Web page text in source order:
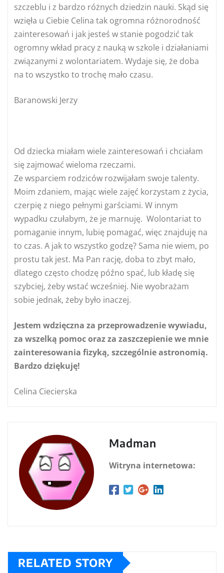
szczeblu i z bardzo różnych dziedzin nauki. Skąd się
wzięła u Ciebie Celina tak ogromna różnorodność
zainteresowań i jak jesteś w stanie pogodzić tak
ogromny wkład pracy z nauką w szkole i działaniami
związanymi z wolontariatem. Wydaje się, że doba
na to wszystko to trochę mało czasu.
Baranowski Jerzy
Od dziecka miałam wiele zainteresowań i chciałam
się zajmować wieloma rzeczami.
Ze wsparciem rodziców rozwijałam swoje talenty.
Moim zdaniem, mając wiele zajęć korzystam z życia,
czerpię z niego pełnymi garściami. W innym
wypadku czułabym, że je marnuję. Wolontariat to
pomaganie innym, lubię pomagać, więc znajduję na
to czas. A jak to wszystko godzę? Sama nie wiem, po
prostu tak jest. Ma Pan rację, doba to zbyt mało,
dlatego często chodzę późno spać, lub kładę się
szybciej, żeby wstać wcześniej. Nie wyobrażam
sobie jednak, żeby było inaczej.
Jestem wdzięczna za przeprowadzenie wywiadu,
za wszelką pomoc oraz za zaszczepienie we mnie
zainteresowania fizyką, szczególnie astronomią.
Bardzo dziękuję!
Celina Ciecierska
Madman
Witryna internetowa:
RELATED STORY